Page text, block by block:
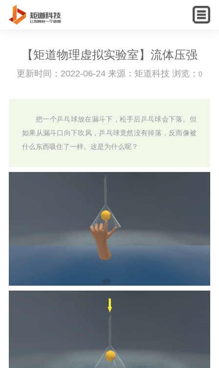
English
【矩道物理虚拟实验室】流体压强
更新时间：2022-06-24 来源：矩道科技 浏览： 0
把一个乒乓球放在漏斗下，松手后乒乓球会下落。但
如果从漏斗口向下吹风，乒乓球竟然没有掉落，反而像被
什么东西吸住了一样。这是为什么呢？